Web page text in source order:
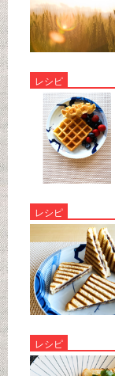
レシピ
レシピ
レシピ